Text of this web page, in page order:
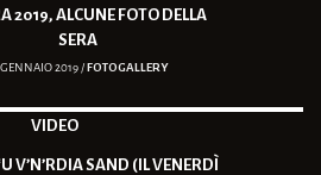
2019, ALCUNE FOTO DELLA
SERA
2019 /FOTOGALLERY
VIDEO
V’N’RDIA SAND (IL VENERDÌ